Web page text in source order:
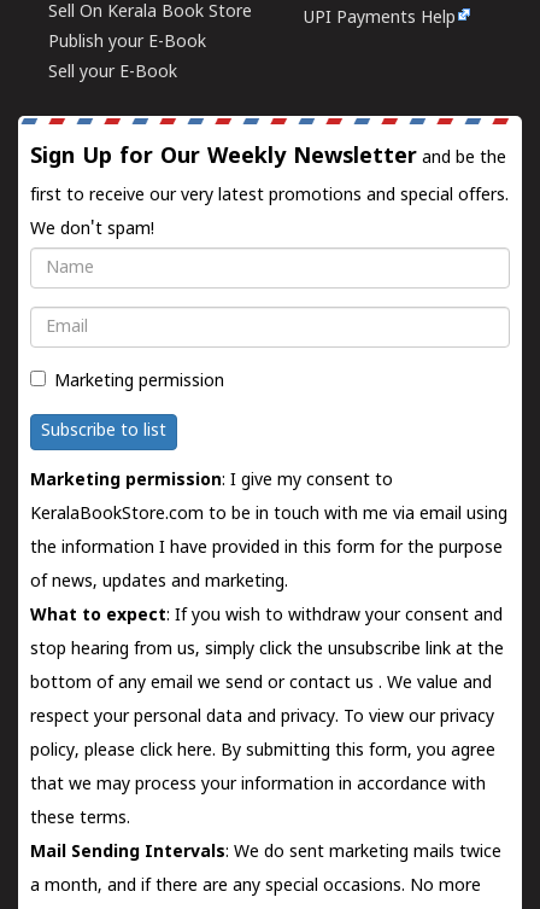
Sell On Kerala Book Store
Publish your E-Book
Sell your E-Book
UPI Payments Help
Sign Up for Our Weekly Newsletter and be the
first to receive our very latest promotions and special offers.
We don't spam!
Name
Email
Marketing permission
Subscribe to list
Marketing permission: I give my consent to
KeralaBookStore.com to be in touch with me via email using
the information I have provided in this form for the purpose
of news, updates and marketing.
What to expect: If you wish to withdraw your consent and
stop hearing from us, simply click the unsubscribe link at the
bottom of any email we send orcontact us . We value and
respect your personal data and privacy. To view our privacy
policy, please click here. By submitting this form, you agree
that we may process your information in accordance with
these terms.
Mail Sending Intervals: We do sent marketing mails twice
a month, and if there are any special occasions. No more